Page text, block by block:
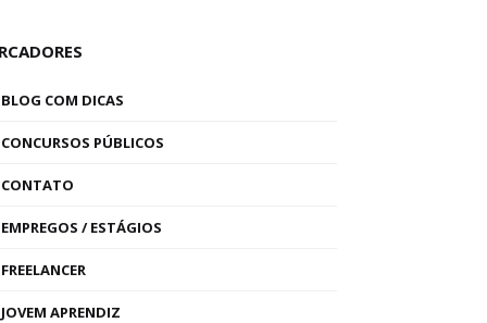
BLOG COM DICAS
CONCURSOS PÚBLICOS
CONTATO
EMPREGOS / ESTÁGIOS
FREELANCER
JOVEM APRENDIZ